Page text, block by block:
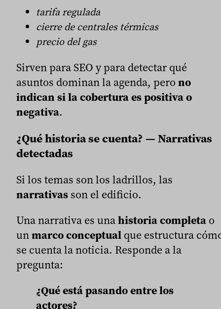
tarifa regulada
cierre de centrales térmicas
precio del gas
Sirven para SEO y para detectar qué
asuntos dominan la agenda, pero no
indican si la cobertura es positiva o
negativa.
¿Qué historia se cuenta? — Narrativas
detectadas
Si los temas son los ladrillos, las
narrativas son el edificio.
Una narrativa es unahistoria completa o
unmarco conceptual que estructura
se cuenta la noticia. Responde a la
pregunta:
¿Qué está pasando entre los
actores?